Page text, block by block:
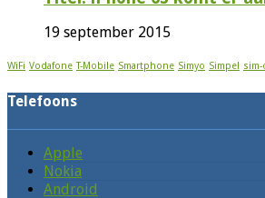
19 september 2015
WiFi Vodafone T-Mobile Smartphone Simyo Simpel
Telefoons
Apple
Nokia
Android